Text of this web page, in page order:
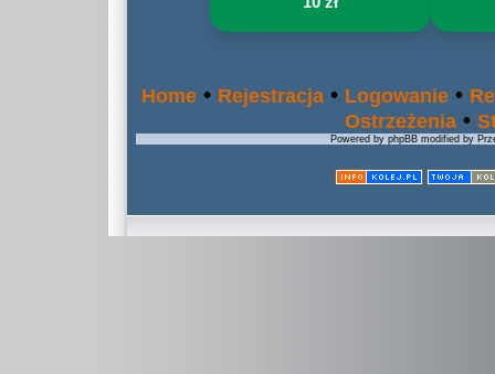
Home • Rejestracja • Logowanie •
Ostrzeżenia •
Powered by phpBB modified by